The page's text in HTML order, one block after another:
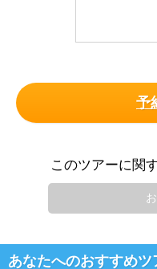
予
このツアーに関
あなたへのおすすめツ